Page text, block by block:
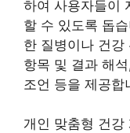
하여 사용자들이
할 수 있도록 돕
한 질병이나 건강
항목 및 결과 해
조언 등을 제공합
개인 맞춤형 건